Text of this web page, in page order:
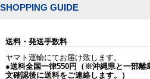
SHOPPING GUIDE
送料・発送手数料
ヤマト運輸にてお届け致します。
●送料全国一律550円（※沖縄県と一部離
文確認後に送料をご連絡します。）